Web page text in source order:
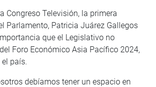
Congreso Televisión, la primera
Parlamento, Patricia Juárez Gallegos
que el Legislativo no
Foro Económico Asia Pacífico 2024,
país.
debíamos tener un espacio en